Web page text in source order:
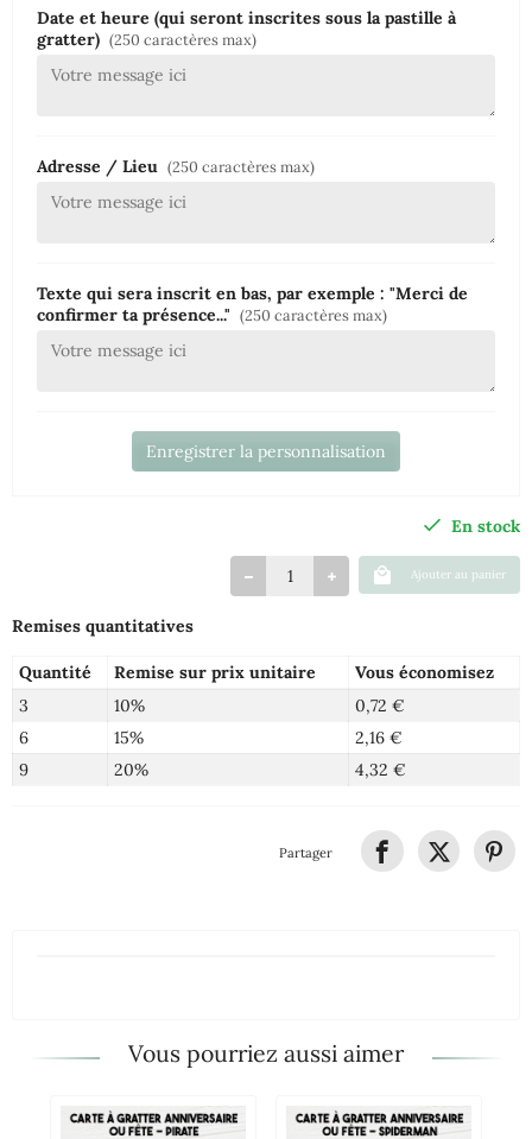
Date et heure (qui seront inscrites sous la pastille à
gratter) (250 caractères max)
Adresse / Lieu (250 caractères max)
Texte qui sera inscrit en bas, par exemple : "Merci de
confirmer ta présence..." (250 caractères max)
Enregistrer la personnalisation
En stock
Ajouter au panier
Remises quantitatives
Quantité Remise sur prix unitaire
Vous économisez
3
10%
0,72 €
6
15%
2,16 €
9
20% 4,32 €
Partager
Vous pourriez aussi aimer